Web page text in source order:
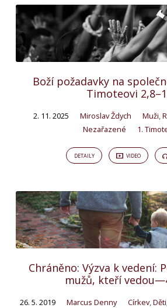
Kázání
on
Role
Boží požadavky na
Timoteovi
2. 11. 2025 Miroslav Ždych Muži
Nezařazené
1.
DETAILY VIDEO
Chráněno: Výzva k vedení:
mužů, kteří
26. 5. 2019 Marcus Denny Církev,Děti